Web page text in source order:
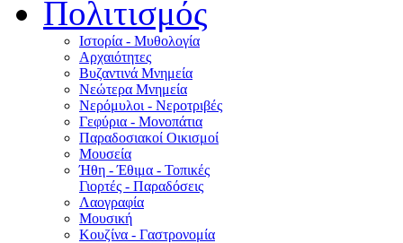
Πολιτισμός
Ιστορία - Μυθολογία
Αρχαιότητες
Βυζαντινά Μνημεία
Νεώτερα Μνημεία
Νερόμυλοι - Nεροτριβές
Γεφύρια - Μονοπάτια
Παραδοσιακοί Οικισμοί
Μουσεία
Ήθη - Έθιμα - Τοπικές
Γιορτές - Παραδόσεις
Λαογραφία
Μουσική
Κουζίνα - Γαστρονομία